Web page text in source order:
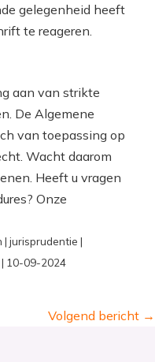
gelegenheid heeft
te reageren.
aan van strikte
De Algemene
van toepassing op
Wacht daarom
Heeft u vragen
Onze
| jurisprudentie |
| 10-09-2024
Volgend bericht →